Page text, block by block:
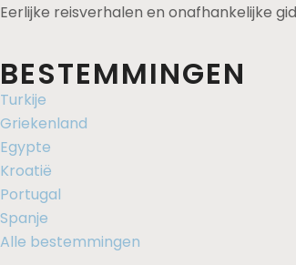
Eerlijke reisverhalen en onafhankelijke
BESTEMMINGEN
Turkije
Griekenland
Egypte
Kroatië
Portugal
Spanje
Alle bestemmingen